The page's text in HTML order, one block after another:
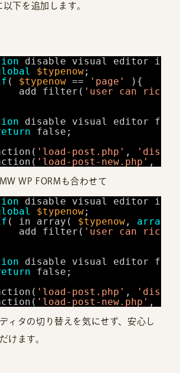
下を追加します。
$typenow;
( $typenow == 'page'
){
add_filter(
false;
'load-post.php' ,
'load-post-new.php' ,
WP FORMも合わせて
$typenow;
( in_array( $typenow , array
add_filter(
false;
'load-post.php' ,
'load-post-new.php' ,
ィタの切り替えを気にせず、安心し
けます。